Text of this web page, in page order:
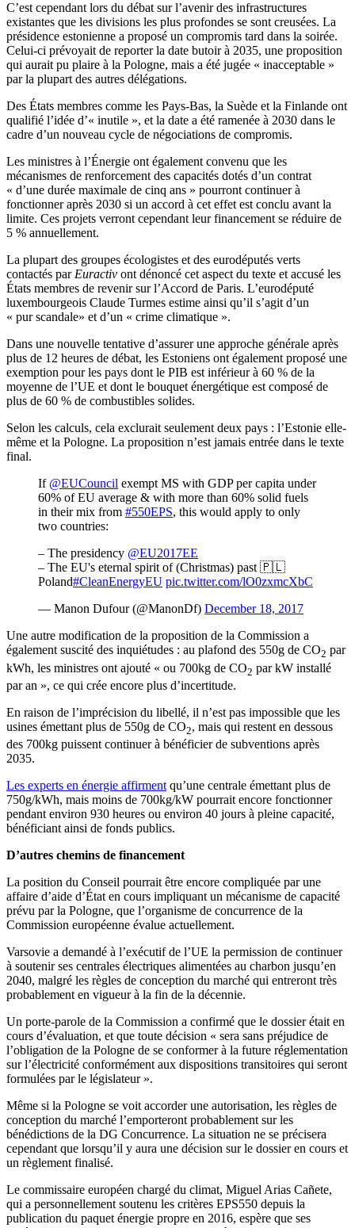
C’est cependant lors du débat sur l’avenir des infrastructures
existantes que les divisions les plus profondes se sont creusées. La
présidence estonienne a proposé un compromis tard dans la soirée.
Celui-ci prévoyait de reporter la date butoir à 2035, une proposition
qui aurait pu plaire à la Pologne, mais a été jugée « inacceptable »
par la plupart des autres délégations.
Des États membres comme les Pays-Bas, la Suède et la Finlande ont
qualifié l’idée d’« inutile », et la date a été ramenée à 2030 dans le
cadre d’un nouveau cycle de négociations de compromis.
Les ministres à l’Énergie ont également convenu que les
mécanismes de renforcement des capacités dotés d’un contrat
« d’une durée maximale de cinq ans » pourront continuer à
fonctionner après 2030 si un accord à cet effet est conclu avant la
limite. Ces projets verront cependant leur financement se réduire de
5 % annuellement.
La plupart des groupes écologistes et des eurodéputés verts
contactés parEuractiv ont dénoncé cet aspect du texte et accusé les
États membres de revenir sur l’Accord de Paris. L’eurodéputé
luxembourgeois Claude Turmes estime ainsi qu’il s’agit d’un
« pur scandale» et d’un « crime climatique ».
Dans une nouvelle tentative d’assurer une approche générale après
plus de 12 heures de débat, les Estoniens ont également proposé une
exemption pour les pays dont le PIB est inférieur à 60 % de la
moyenne de l’UE et dont le bouquet énergétique est composé de
plus de 60 % de combustibles solides.
Selon les calculs, cela exclurait seulement deux pays : l’Estonie elle-
même et la Pologne. La proposition n’est jamais entrée dans le texte
final.
If @EUCouncil exempt MS with GDP per capita under
60% of EU average & with more than 60% solid fuels
in their mix from #550EPS, this would apply to only
two countries:
– The presidency @EU2017EE
– The EU's eternal spirit of (Christmas) past 🇵🇱
Poland#CleanEnergyEU pic.twitter.com/lO0zxmcXbC
— Manon Dufour (@ManonDf) December 18, 2017
Une autre modification de la proposition de la Commission a
également suscité des inquiétudes : au plafond des 550g de CO2 par
kWh, les ministres ont ajouté « ou 700kg de CO2 par kW installé
par an », ce qui crée encore plus d’incertitude.
En raison de l’imprécision du libellé, il n’est pas impossible que les
usines émettant plus de 550g de CO2, mais qui restent en dessous
des 700kg puissent continuer à bénéficier de subventions après
2035.
Les experts en énergie affirment qu’une centrale émettant plus de
750g/kWh, mais moins de 700kg/kW pourrait encore fonctionner
pendant environ 930 heures ou environ 40 jours à pleine capacité,
bénéficiant ainsi de fonds publics.
D’autres chemins de financement
La position du Conseil pourrait être encore compliquée par une
affaire d’aide d’État en cours impliquant un mécanisme de capacité
prévu par la Pologne, que l’organisme de concurrence de la
Commission européenne évalue actuellement.
Varsovie a demandé à l’exécutif de l’UE la permission de continuer
à soutenir ses centrales électriques alimentées au charbon jusqu’en
2040, malgré les règles de conception du marché qui entreront très
probablement en vigueur à la fin de la décennie.
Un porte-parole de la Commission a confirmé que le dossier était en
cours d’évaluation, et que toute décision « sera sans préjudice de
l’obligation de la Pologne de se conformer à la future réglementation
sur l’électricité conformément aux dispositions transitoires qui seront
formulées par le législateur ».
Même si la Pologne se voit accorder une autorisation, les règles de
conception du marché l’emporteront probablement sur les
bénédictions de la DG Concurrence. La situation ne se précisera
cependant que lorsqu’il y aura une décision sur le dossier en cours et
un règlement finalisé.
Le commissaire européen chargé du climat, Miguel Arias Cañete,
qui a personnellement soutenu les critères EPS550 depuis la
publication du paquet énergie propre en 2016, espère que ses